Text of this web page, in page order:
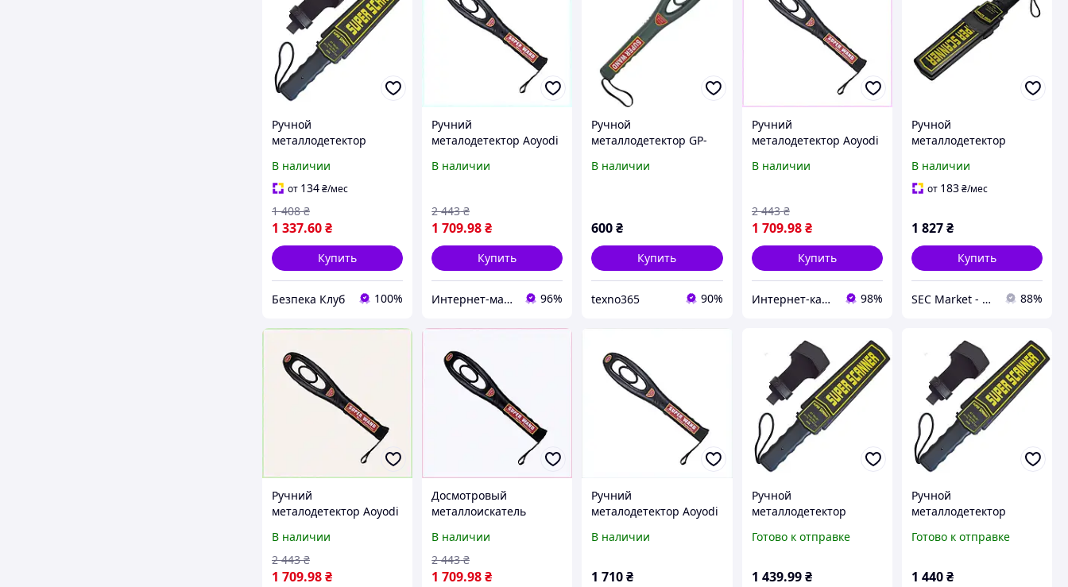
Ручной
металлодетектор
В наличии
от 134₴/мес
1 337.60₴
1 408 ₴
Купить
Безпека Клуб 100%
Ручний
металодетектор Aoyodi
В наличии
1 709.98₴
2 443 ₴
Купить
Интернет-магазин TVOЁ 96%
Ручной
металлодетектор GP-
В наличии
600₴
Купить
texno365 90%
Ручний
металодетектор Aoyodi
В наличии
1 709.98 ₴
2 443 ₴
Купить
Инт​е​​рн​ет-кат​алог ск​​идок "KIEVSALES.COM" 98%
Ручной
металлодетектор
В наличии
от 183₴/мес
1 827₴
Купить
SEC Market - магазин систем безопасности №1 88%
Ручний
металодетектор Aoyodi
В наличии
1 709.98₴
2 443 ₴
Досмотровый
металлоискатель
M672686T5M
В наличии
1 709.98₴
2 443 ₴
Ручний
металодетектор Aoyodi
В наличии
1 710₴
Ручной
металлодетектор
(103313) D2-2026
Готово к отправке
1 439.99 ₴
Ручной
металлодетектор
(103313)
Готово к отправке
1 440₴